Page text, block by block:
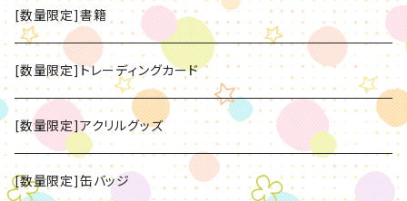
[数量限定]書籍
[数量限定]トレーディングカード
[数量限定]アクリルグッズ
[数量限定]缶バッジ